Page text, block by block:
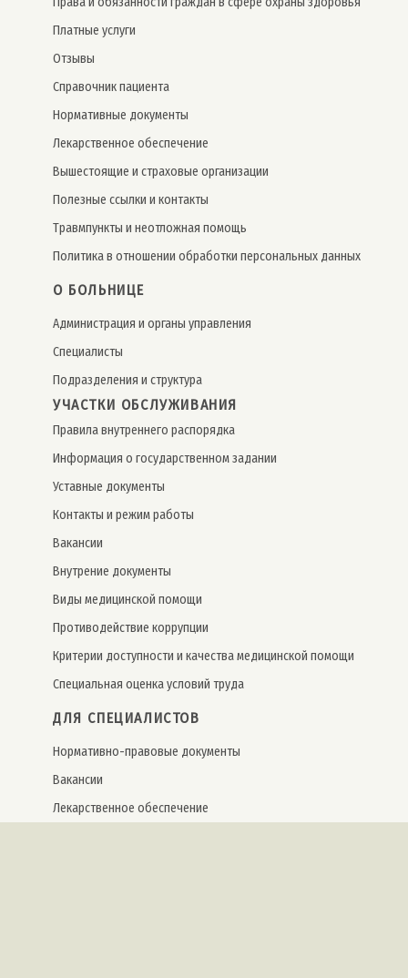
Платные услуги
Отзывы
Справочник пациента
Нормативные документы
Лекарственное обеспечение
Вышестоящие и страховые организации
Полезные ссылки и контакты
Травмпункты и неотложная помощь
Политика в отношении обработки персональных данных
О БОЛЬНИЦЕ
Администрация и органы управления
Специалисты
Подразделения и структура
УЧАСТКИ ОБСЛУЖИВАНИЯ
Правила внутреннего распорядка
Информация о государственном задании
Уставные документы
Контакты и режим работы
Вакансии
Внутрение документы
Виды медицинской помощи
Противодействие коррупции
Критерии доступности и качества медицинской помощи
Специальная оценка условий труда
ДЛЯ СПЕЦИАЛИСТОВ
Нормативно-правовые документы
Вакансии
Лекарственное обеспечение